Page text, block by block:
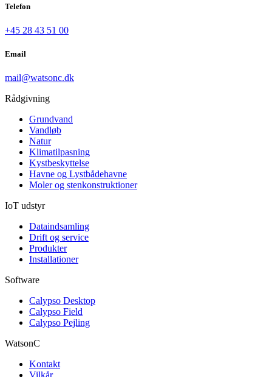
Telefon
+45 28 43 51 00
Email
mail@watsonc.dk
Rådgivning
Grundvand
Vandløb
Natur
Klimatilpasning
Kystbeskyttelse
Havne og Lystbådehavne
Moler og stenkonstruktioner
IoT udstyr
Dataindsamling
Drift og service
Produkter
Installationer
Software
Calypso Desktop
Calypso Field
Calypso Pejling
WatsonC
Kontakt